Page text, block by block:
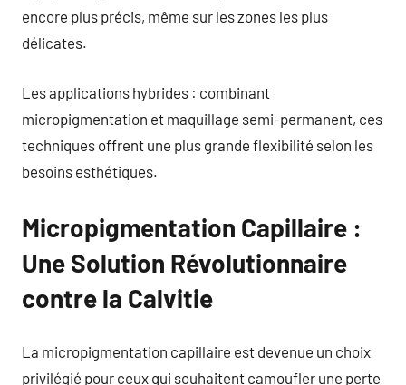
encore plus précis, même sur les zones les plus
délicates.
Les applications hybrides : combinant
micropigmentation et maquillage semi-permanent, ces
techniques offrent une plus grande flexibilité selon les
besoins esthétiques.
Micropigmentation Capillaire :
Une Solution Révolutionnaire
contre la Calvitie
La micropigmentation capillaire est devenue un choix
privilégié pour ceux qui souhaitent camoufler une perte